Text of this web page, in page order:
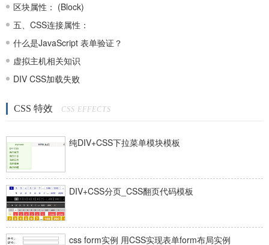
区块属性： (Block)
五、CSS连接属性：
什么是JavaScript 表单验证？
虚拟主机相关知识
DIV CSS加载失败
CSS 特效 CSS EFFECTS
纯DIV+CSS下拉菜单模块模板
DIV+CSS分页_CSS翻页代码模板
css form实例 用CSS实现表单form布局实例